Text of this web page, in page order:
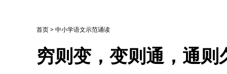
首页>中小学语文示范诵读
穷则变，变则通，通